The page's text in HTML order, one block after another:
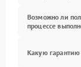
Возможно ли
процессе
Какую гарантию